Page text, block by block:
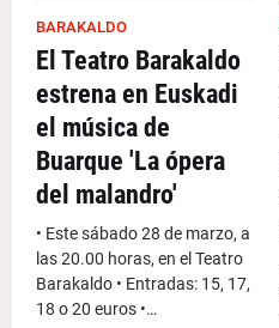
BARAKALDO
El Teatro Barakaldo
estrena en Euskadi
el música de
Buarque 'La ópera
del malandro'
• Este sábado 28 de marzo, a
las 20.00 horas, en el Teatro
Barakaldo • Entradas: 15, 17,
18 o 20 euros •…